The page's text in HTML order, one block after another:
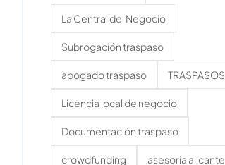
La Central del Negocio
Subrogación traspaso
abogado traspaso TRASPASOS
Licencia local de negocio
Documentación traspaso
crowdfunding asesoria alicante